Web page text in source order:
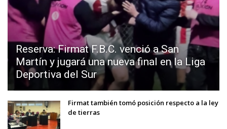
Reserva: Firmat F.B.C. venció a San
Martín y jugará una nueva final en la Liga
Deportiva del Sur
Firmat también tomó posición respecto a la ley
de tierras